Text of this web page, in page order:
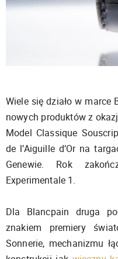
Wiele się działo w marce
nowych produktów z
Model Classique
de l’Aiguille d’Or na
Genewie. Rok
Experimentale 1.
Dla Blancpain druga
znakiem premiery
Sonnerie, mechanizmu